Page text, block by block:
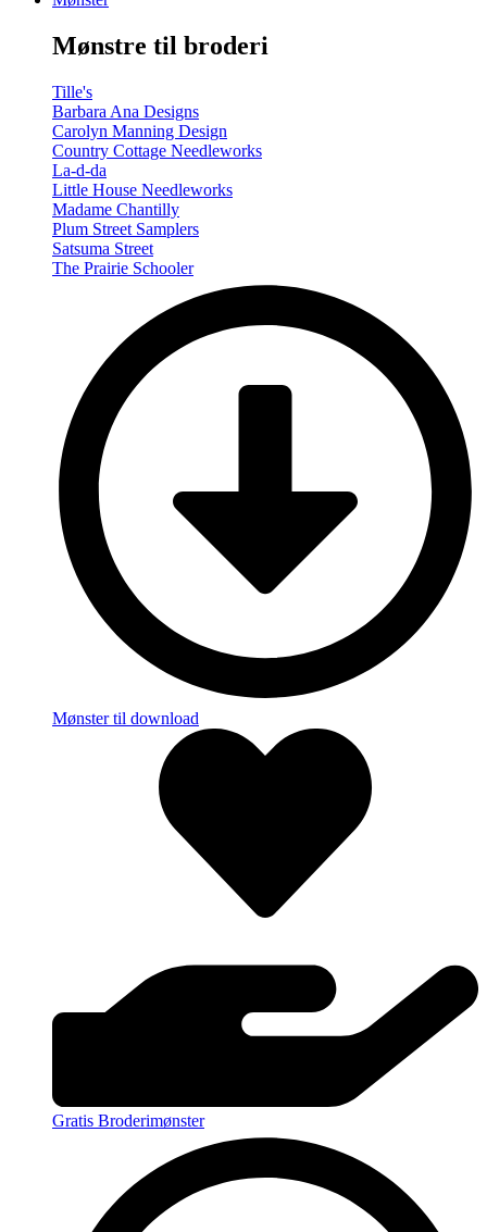
(Volume
Mønstre til broderi
Tille's
Barbara Ana Designs
Carolyn Manning Design
Country Cottage Needleworks
La-d-da
Little House Needleworks
Madame Chantilly
Plum Street Samplers
Satsuma Street
The Prairie Schooler
Mønster til download
Gratis Broderimønster